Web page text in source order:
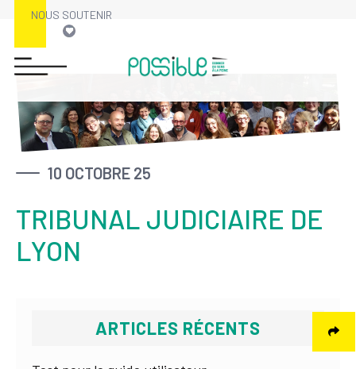
Skip
content
NOUS SOUTENIR
10 OCTOBRE 25
TRIBUNAL JUDICIAIRE DE
LYON
ARTICLES RÉCENTS